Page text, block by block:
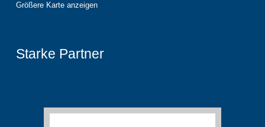
Größere Karte anzeigen
Starke Partner